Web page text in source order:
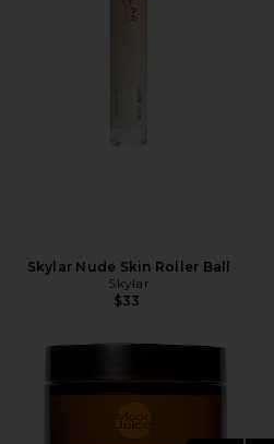
Skylar Nude Skin Roller Ball
Skylar
$33